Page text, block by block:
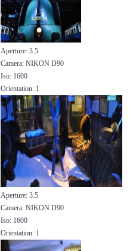
Aperture: 3.5
Camera: NIKON D90
Iso: 1600
Orientation: 1
Aperture: 3.5
Camera: NIKON D90
Iso: 1600
Orientation: 1